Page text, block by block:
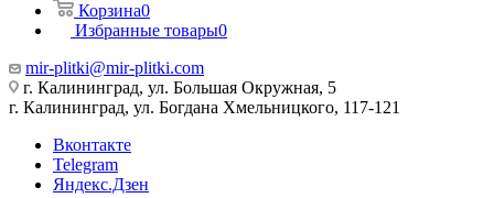
Корзина0
Избранные товары0
mir-plitki@mir-plitki.com
г. Калининград, ул. Большая Окружная, 5
г. Калининград, ул. Богдана Хмельницкого, 117-121
Вконтакте
Telegram
Яндекс.Дзен